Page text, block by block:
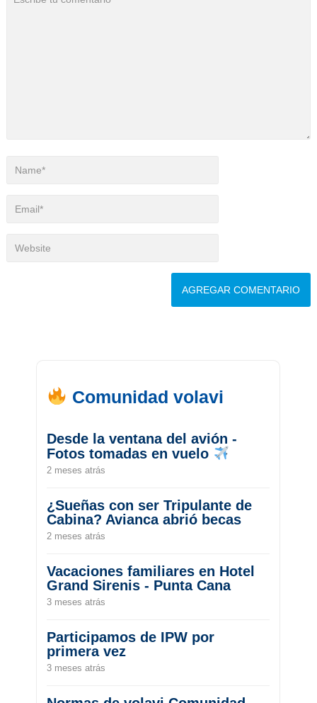
Comunidad volavi
Desde la ventana del avión -
Fotos tomadas en vuelo
2 meses atrás
¿Sueñas con ser Tripulante de
Cabina? Avianca abrió becas
2 meses atrás
Vacaciones familiares en Hotel
Grand Sirenis - Punta Cana
3 meses atrás
Participamos de IPW por
primera vez
3 meses atrás